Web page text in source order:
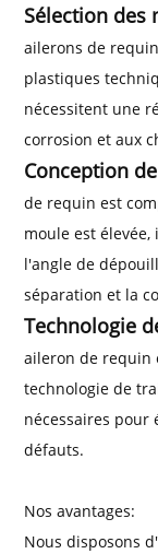
Sélection des
ailerons de
plastiques
nécessitent une
corrosion et aux
Conception
de requin est
moule est
l'angle de
séparation et la
Technologie
aileron de requin
technologie de
nécessaires pour
défauts.
Nos avantages:
Nous disposons